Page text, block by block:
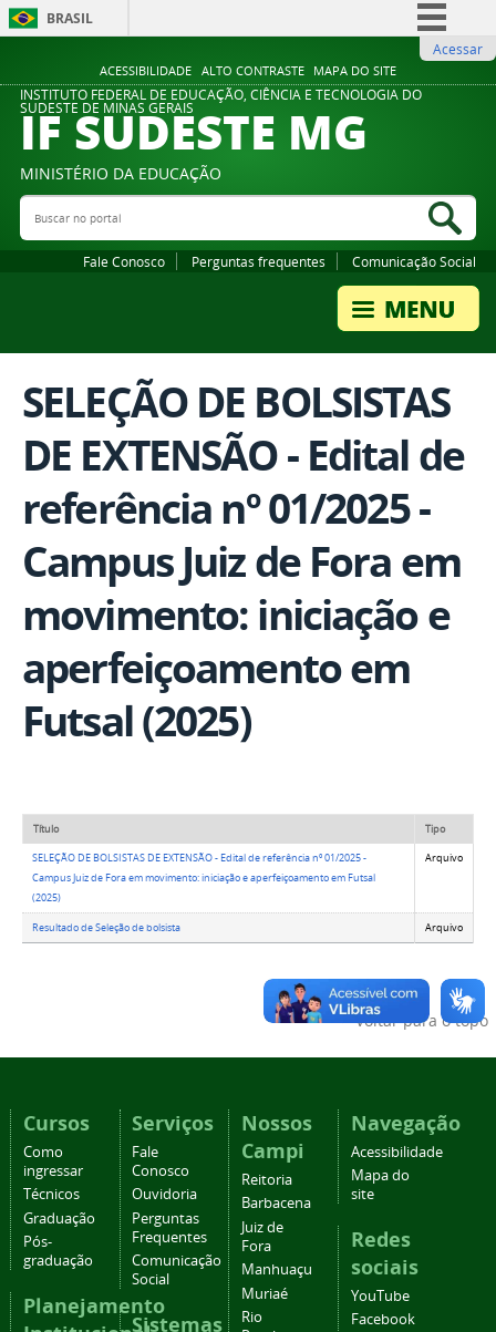
ACESSIBILIDADE ALTO CONTRASTE MAPA DO SITE
BRASIL
Comunica BR
Participe
Legislação
Acessar
INSTITUTO FEDERAL DE EDUCAÇÃO, CIÊNCIA E TECNOLOGIA DO
SUDESTE DE MINAS GERAIS
IF SUDESTE MG
MINISTÉRIO DA EDUCAÇÃO
Buscar no portal
Fale Conosco Perguntas frequentes Comunicação Social
SELEÇÃO DE BOLSISTAS
DE EXTENSÃO - Edital de
referência nº 01/2025 -
Campus Juiz de Fora em
movimento: iniciação e
aperfeiçoamento em
Futsal (2025)
Título Tipo
SELEÇÃO DE BOLSISTAS DE EXTENSÃO - Edital de referência nº 01/2025 -
Campus Juiz de Fora em movimento: iniciação e aperfeiçoamento em Futsal
(2025)
Arquivo
Resultado de Seleção de bolsista Arquivo
Voltar para o topo
Cursos
Como
ingressar
Técnicos
Graduação
Pós-
graduação
Planejamento
Serviços
Fale
Conosco
Ouvidoria
Perguntas
Frequentes
Comunicação
Social
Sistemas
Nossos
Campi
Reitoria
Barbacena
Juiz de
Fora
Manhuaçu
Muriaé
Rio
Navegação
Acessibilidade
Mapa do
site
Redes
sociais
YouTube
Facebook